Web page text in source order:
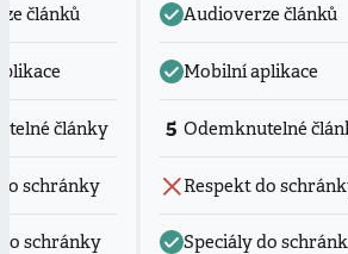
článků
články
schránky
schránky
Audioverze článků
Mobilní aplikace
5 Odemknutelné
Respekt do
Speciály do